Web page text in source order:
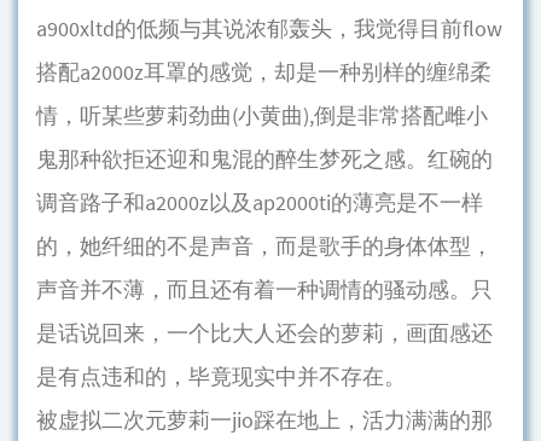
a900xltd的低频与其说浓郁轰头，我觉得目前flow
搭配a2000z耳罩的感觉，却是一种别样的缠绵柔
情，听某些萝莉劲曲(小黄曲),倒是非常搭配雌小
鬼那种欲拒还迎和鬼混的醉生梦死之感。红碗的
调音路子和a2000z以及ap2000ti的薄亮是不一样
的，她纤细的不是声音，而是歌手的身体体型，
声音并不薄，而且还有着一种调情的骚动感。只
是话说回来，一个比大人还会的萝莉，画面感还
是有点违和的，毕竟现实中并不存在。
被虚拟二次元萝莉一jio踩在地上，活力满满的那